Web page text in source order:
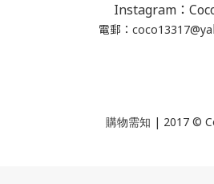
Instagram：
電郵：coco13317@ya
購物需知 | 2017 ©